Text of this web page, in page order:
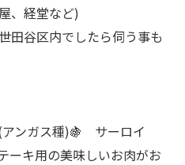
、経堂など)
田谷区内でしたら伺う事も
アンガス種)🍇 サーロイ
ーキ用の美味しいお肉がお